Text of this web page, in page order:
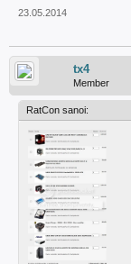
23.05.2014
tx4
Member
RatCon sanoi: